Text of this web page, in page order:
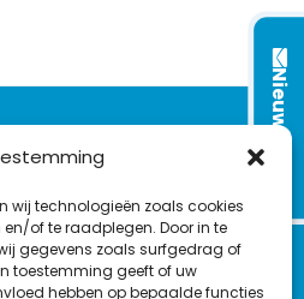
wij technologieën zoals cookies
of te raadplegen. Door in te
gegevens zoals surfgedrag of
toestemming geeft of uw
hebben op bepaalde functies
F
a
c
Y
o
u
C
o
n
Nieuwsbrief